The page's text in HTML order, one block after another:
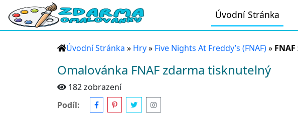
Úvodní Stránka
Úvodní Stránka » Hry» Five Nights At Freddy’s (FNAF)»
Omalovánka FNAF zdarma tisknutelný
182 zobrazení
Podíl: